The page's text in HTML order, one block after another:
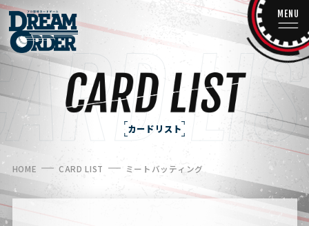
MENU
カードリスト
HOME CARD LIST ミートバッティング